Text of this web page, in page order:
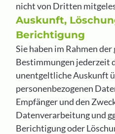
nicht von Dritten
Auskunft,
Berichtigung
Sie haben im Rahmen
Bestimmungen jederzeit
unentgeltliche Auskunft
personenbezogenen
Empfänger und den
Datenverarbeitung und
Berichtigung oder